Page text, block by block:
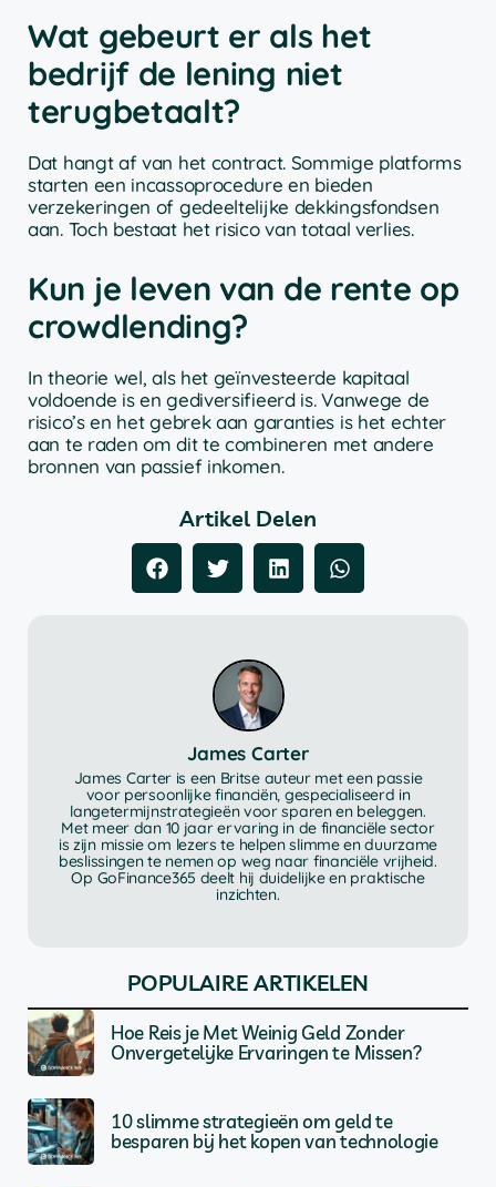
Wat gebeurt er als het
bedrijf de lening niet
terugbetaalt?
Dat hangt af van het contract. Sommige platforms
starten een incassoprocedure en bieden
verzekeringen of gedeeltelijke dekkingsfondsen
aan. Toch bestaat het risico van totaal verlies.
Kun je leven van de rente op
crowdlending?
In theorie wel, als het geïnvesteerde kapitaal
voldoende is en gediversifieerd is. Vanwege de
risico’s en het gebrek aan garanties is het echter
aan te raden om dit te combineren met andere
bronnen van passief inkomen.
Artikel Delen
James Carter
James Carter is een Britse auteur met een passie
voor persoonlijke financiën, gespecialiseerd in
langetermijnstrategieën voor sparen en beleggen.
Met meer dan 10 jaar ervaring in de financiële sector
is zijn missie om lezers te helpen slimme en duurzame
beslissingen te nemen op weg naar financiële vrijheid.
Op GoFinance365 deelt hij duidelijke en praktische
inzichten.
POPULAIRE ARTIKELEN
Hoe Reis je Met Weinig Geld Zonder
Onvergetelijke Ervaringen te Missen?
10 slimme strategieën om geld te
besparen bij het kopen van technologie